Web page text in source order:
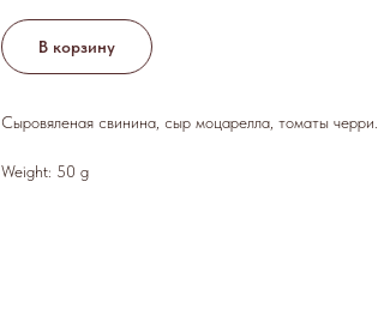
В корзину
Сыровяленая свинина, сыр моцарелла, томаты черри.
Weight: 50 g